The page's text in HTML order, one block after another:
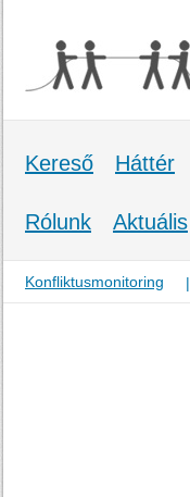
Kereső Háttér
Rólunk Aktuális
Konfliktusmonitoring |